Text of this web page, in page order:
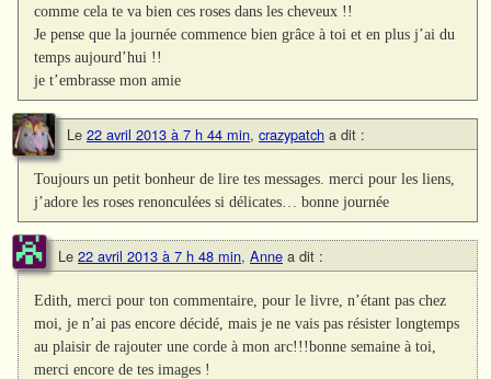
comme cela te va bien ces roses dans les cheveux !!
Je pense que la journée commence bien grâce à toi et en plus j’ai du
temps aujourd’hui !!
je t’embrasse mon amie
Le 22 avril 2013 à 7 h 44 min, crazypatch a dit :
Toujours un petit bonheur de lire tes messages. merci pour les liens,
j’adore les roses renonculées si délicates… bonne journée
Le 22 avril 2013 à 7 h 48 min, Anne a dit :
Edith, merci pour ton commentaire, pour le livre, n’étant pas chez
moi, je n’ai pas encore décidé, mais je ne vais pas résister longtemps
au plaisir de rajouter une corde à mon arc!!!bonne semaine à toi,
merci encore de tes images !